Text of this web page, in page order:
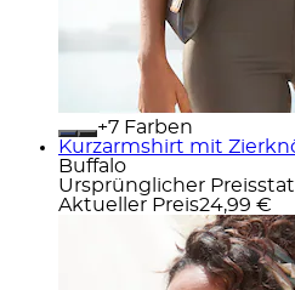
+
Farben
Kurzarmshirt mit
Buffalo
Ursprünglicher Preis
Aktueller Preis24,99 €